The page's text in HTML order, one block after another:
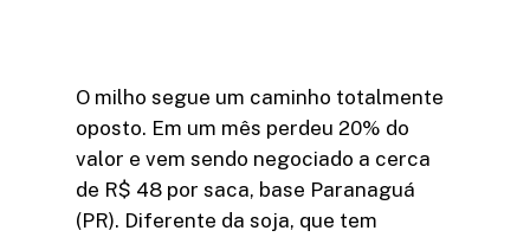
O milho segue um caminho totalmente
oposto. Em um mês perdeu 20% do
valor e vem sendo negociado a cerca
de R$ 48 por saca, base Paranaguá
(PR). Diferente da soja, que tem